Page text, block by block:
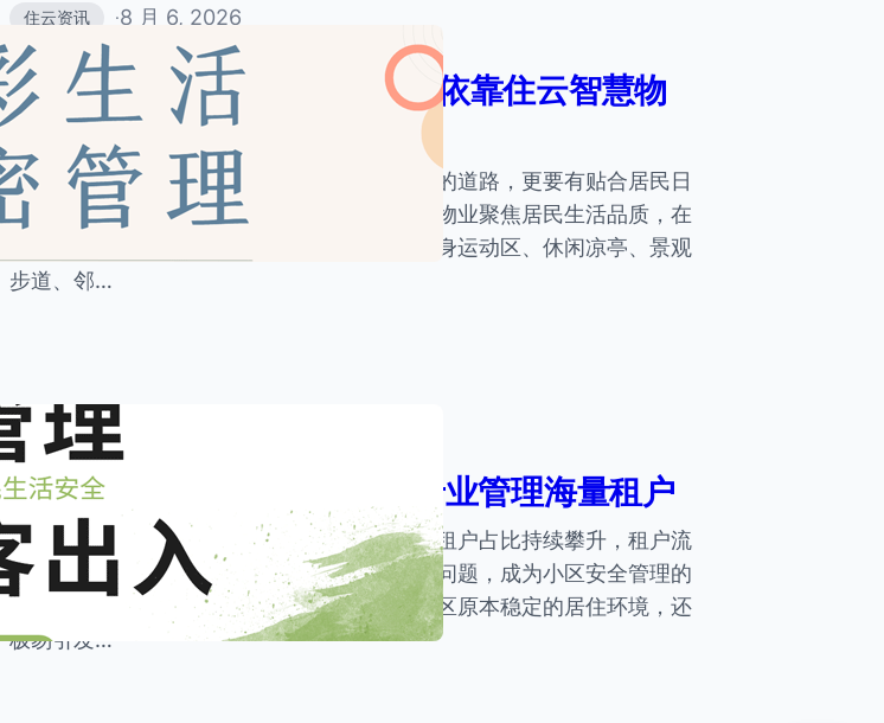
住云资讯 ·8 月 6, 2026
社区娱乐生活空间常态化管理依靠住云智慧物
业系统
宜居的住宅小区，不仅要有整洁的楼栋、通畅的道路，更要有贴合居民日
常需求的休闲娱乐空间。如今，越来越多贴心物业聚焦居民生活品质，在
小区内规划建设儿童游乐区、老年康养区、健身运动区、休闲凉亭、景观
步道、邻…
住云资讯
专注维护社区居民出入安全 专业管理海量租户
随着城市租房市场的蓬勃发展，不少住宅小区租户占比持续攀升，租户流
动性大、人员结构复杂、外来访客频繁出入等问题，成为小区安全管理的
核心痛点。大量流动人员涌入，不仅打破了小区原本稳定的居住环境，还
极易引发…